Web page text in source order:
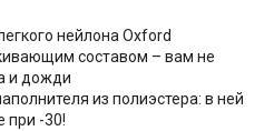
нейлона Oxford
составом – вам не
и дожди
из полиэстера: в ней
при -30!